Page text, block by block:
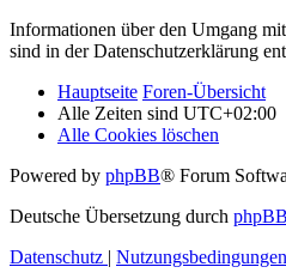
Informationen über den Umgang
sind in der Datenschutzerklärung
Hauptseite Foren-Übersicht
Alle Zeiten sind UTC+02:00
Alle Cookies löschen
Powered by phpBB® Forum
Deutsche Übersetzung durch
Datenschutz | Nutzungsbedingungen